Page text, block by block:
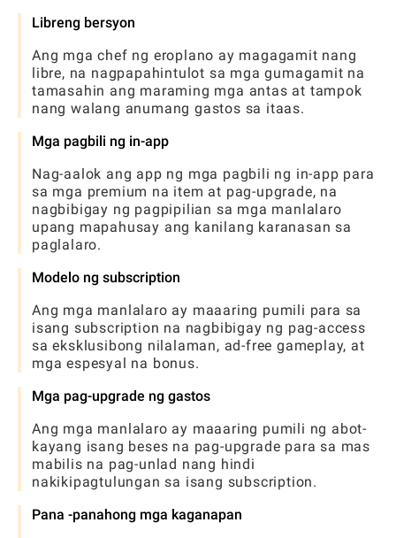
Libreng bersyon
Ang mga chef ng eroplano ay magagamit nang
libre, na nagpapahintulot sa mga gumagamit na
tamasahin ang maraming mga antas at tampok
nang walang anumang gastos sa itaas.
Mga pagbili ng in-app
Nag-aalok ang app ng mga pagbili ng in-app para
sa mga premium na item at pag-upgrade, na
nagbibigay ng pagpipilian sa mga manlalaro
upang mapahusay ang kanilang karanasan sa
paglalaro.
Modelo ng subscription
Ang mga manlalaro ay maaaring pumili para sa
isang subscription na nagbibigay ng pag-access
sa eksklusibong nilalaman, ad-free gameplay, at
mga espesyal na bonus.
Mga pag-upgrade ng gastos
Ang mga manlalaro ay maaaring pumili ng abot-
kayang isang beses na pag-upgrade para sa mas
mabilis na pag-unlad nang hindi
nakikipagtulungan sa isang subscription.
Pana -panahong mga kaganapan